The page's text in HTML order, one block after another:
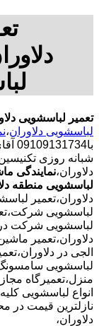
تعمیر لباسشویی
لباسشویی دلاوران،
شبانه روزی
دلاوران،نمایندگی
لباسشویی منطقه
دلاوران،تعمیر
لباسشویی
لباسشویی شرکت در
دلاوران،تعمیر
الجی در
لباسشویی سامسونگ
منزل،تعمیرگاه
انواع لباسشویی
نازلترین قیمت در
دلاوران،